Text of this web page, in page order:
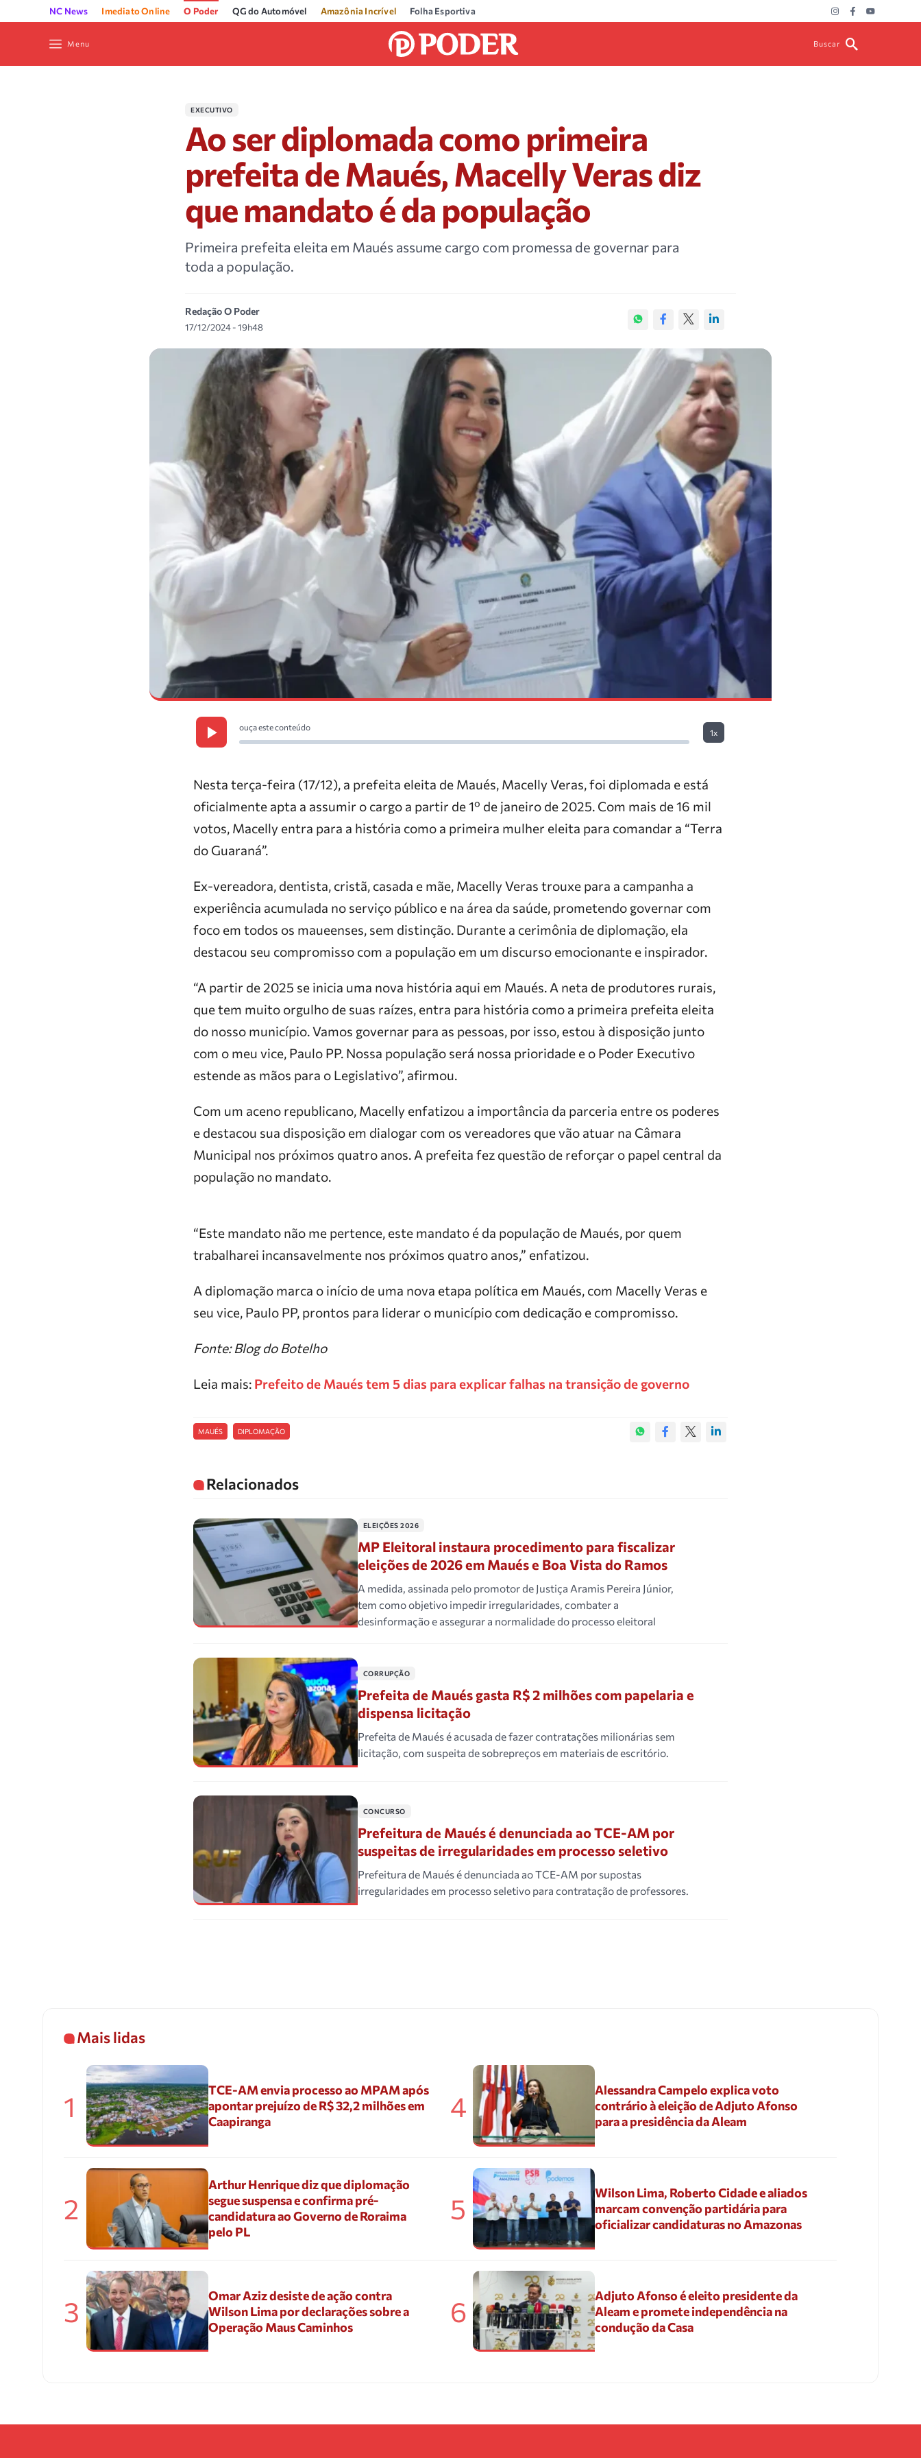
NC News Imediato Online O Poder QG do Automóvel Amazônia Incrível Folha Esportiva
Menu Buscar
EXECUTIVO
Ao ser diplomada como primeira
prefeita de Maués, Macelly Veras diz
que mandato é da população
Primeira prefeita eleita em Maués assume cargo com promessa de governar para
toda a população.
Redação O Poder
17/12/2024 - 19h48
ouça este conteúdo
1x
Nesta terça-feira (17/12), a prefeita eleita de Maués, Macelly Veras, foi diplomada e está
oficialmente apta a assumir o cargo a partir de 1º de janeiro de 2025. Com mais de 16 mil
votos, Macelly entra para a história como a primeira mulher eleita para comandar a “Terra
do Guaraná”.
Ex-vereadora, dentista, cristã, casada e mãe, Macelly Veras trouxe para a campanha a
experiência acumulada no serviço público e na área da saúde, prometendo governar com
foco em todos os maueenses, sem distinção. Durante a cerimônia de diplomação, ela
destacou seu compromisso com a população em um discurso emocionante e inspirador.
“A partir de 2025 se inicia uma nova história aqui em Maués. A neta de produtores rurais,
que tem muito orgulho de suas raízes, entra para história como a primeira prefeita eleita
do nosso município. Vamos governar para as pessoas, por isso, estou à disposição junto
com o meu vice, Paulo PP. Nossa população será nossa prioridade e o Poder Executivo
estende as mãos para o Legislativo”, afirmou.
Com um aceno republicano, Macelly enfatizou a importância da parceria entre os poderes
e destacou sua disposição em dialogar com os vereadores que vão atuar na Câmara
Municipal nos próximos quatro anos. A prefeita fez questão de reforçar o papel central da
população no mandato.
“Este mandato não me pertence, este mandato é da população de Maués, por quem
trabalharei incansavelmente nos próximos quatro anos,” enfatizou.
A diplomação marca o início de uma nova etapa política em Maués, com Macelly Veras e
seu vice, Paulo PP, prontos para liderar o município com dedicação e compromisso.
Fonte: Blog do Botelho
Leia mais: Prefeito de Maués tem 5 dias para explicar falhas na transição de governo
MAUÉS DIPLOMAÇÃO
Relacionados
ELEIÇÕES 2026
MP Eleitoral instaura procedimento para fiscalizar
eleições de 2026 em Maués e Boa Vista do Ramos
A medida, assinada pelo promotor de Justiça Aramis Pereira Júnior,
tem como objetivo impedir irregularidades, combater a
desinformação e assegurar a normalidade do processo eleitoral
CORRUPÇÃO
Prefeita de Maués gasta R$ 2 milhões com papelaria e
dispensa licitação
Prefeita de Maués é acusada de fazer contratações milionárias sem
licitação, com suspeita de sobrepreços em materiais de escritório.
CONCURSO
Prefeitura de Maués é denunciada ao TCE-AM por
suspeitas de irregularidades em processo seletivo
Prefeitura de Maués é denunciada ao TCE-AM por supostas
irregularidades em processo seletivo para contratação de professores.
Mais lidas
1
TCE-AM envia processo ao MPAM após
apontar prejuízo de R$ 32,2 milhões em
Caapiranga
2
Arthur Henrique diz que diplomação
segue suspensa e confirma pré-
candidatura ao Governo de Roraima
pelo PL
3
Omar Aziz desiste de ação contra
Wilson Lima por declarações sobre a
Operação Maus Caminhos
4
Alessandra Campelo explica voto
contrário à eleição de Adjuto Afonso
para a presidência da Aleam
5
Wilson Lima, Roberto Cidade e aliados
marcam convenção partidária para
oficializar candidaturas no Amazonas
6
Adjuto Afonso é eleito presidente da
Aleam e promete independência na
condução da Casa